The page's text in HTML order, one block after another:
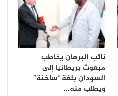
نائب البرهان يخاطب
مبعوث بريطانيا إلى
السودان بلغة “ساخنة”
ويطلب منه…